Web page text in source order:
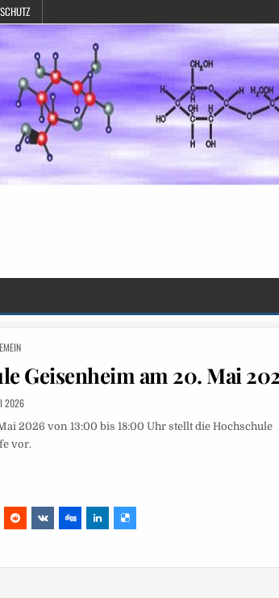
Geisenheim am 20. Mai
2026
2026 von 13:00 bis 18:00 Uhr stellt die Hochschule
vor.